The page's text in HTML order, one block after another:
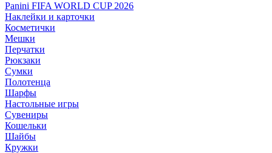
Panini FIFA WORLD CUP 2026
Наклейки и карточки
Косметички
Мешки
Перчатки
Рюкзаки
Сумки
Полотенца
Шарфы
Настольные игры
Сувениры
Кошельки
Шайбы
Кружки